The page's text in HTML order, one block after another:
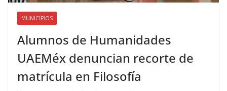
MUNICIPIOS
Alumnos de Humanidades
UAEMéx denuncian recorte de
matrícula en Filosofía